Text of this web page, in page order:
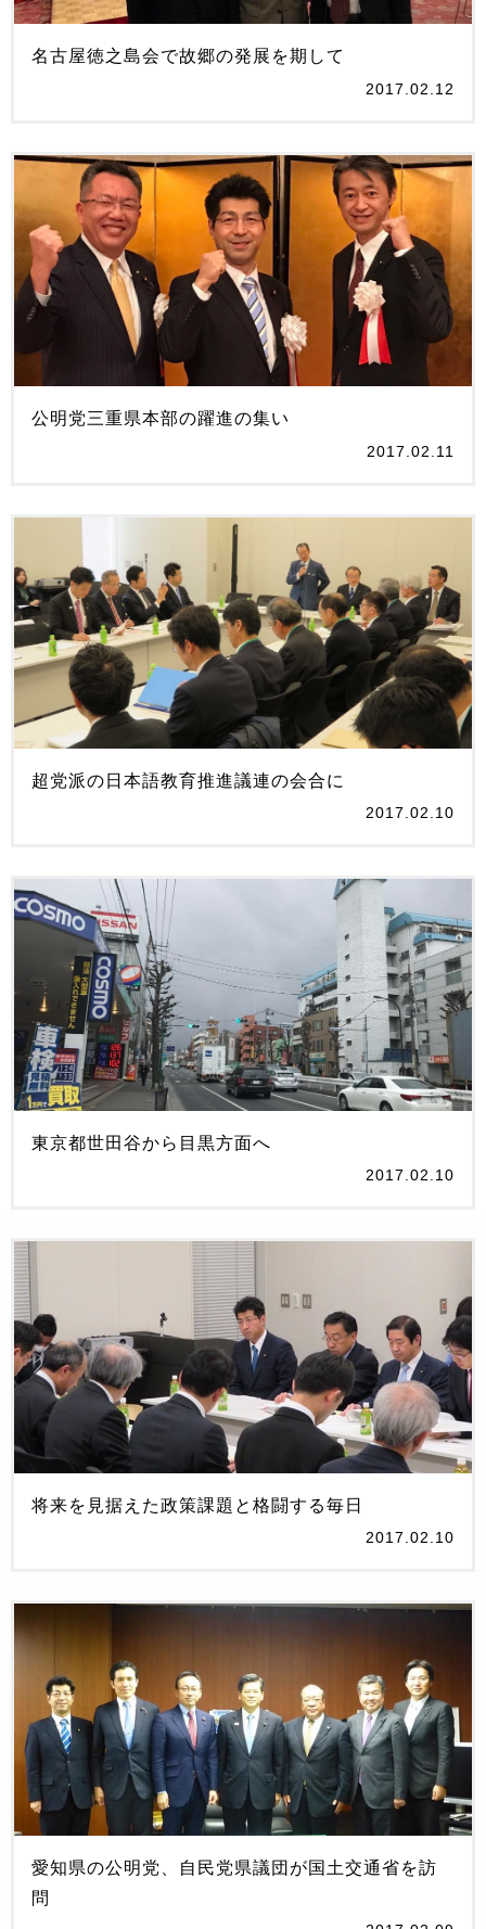
名古屋徳之島会で故郷の発展を期して
2017.02.12
公明党三重県本部の躍進の集い
2017.02.11
超党派の日本語教育推進議連の会合に
2017.02.10
東京都世田谷から目黒方面へ
2017.02.10
将来を見据えた政策課題と格闘する毎日
2017.02.10
‪愛知県の公明党、自民党県議団が国土交通省を訪